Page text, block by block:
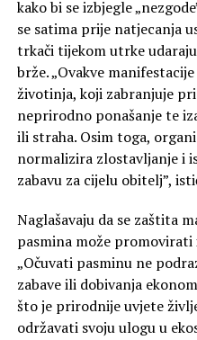
kako bi se izbjegle
se satima prije natjecanja
trkači tijekom utrke
brže. „Ovakve
životinja, koji zabranjuje
neprirodno ponašanje te
ili straha. Osim toga,
normalizira zlostavljanje i
zabavu za cijelu obitelj”,
Naglašavaju da se zaštita
pasmina može promovirati
„Očuvati pasminu ne
zabave ili dobivanja
što je prirodnije uvjete
održavati svoju ulogu u